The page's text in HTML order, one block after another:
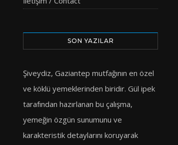
SON YAZILAR
Şiveydiz, Gaziantep mutfağının en özel
ve köklü yemeklerinden biridir. Gül ipek
tarafından hazırlanan bu çalışma,
yemeğin özgün sunumunu ve
karakteristik detaylarını koruyarak